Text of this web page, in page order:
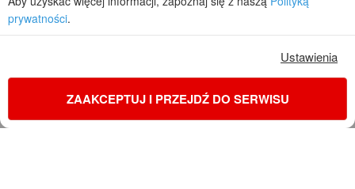
informacji zapisanych za pomocą plików cookies na urządzeniach
końcowych użytkowników. Pliki cookies użytkownik może kontrolować za
pomocą ustawień swojej przeglądarki internetowej. Dalsze korzystanie z
naszego serwisu internetowego, bez zmiany ustawień przeglądarki
internetowej oznacza, iż użytkownik akceptuje stosowanie plików cookies.
Więcej informacji zawartych jest w polityce prywatności.
Polityka prywatności
Regulamin sklepu internetowego
Reklamacje
Jak zmienić ustawienia cookies
prywatności.
Ustawienia
ZAAKCEPTUJ I PRZEJDŹ DO SERWISU